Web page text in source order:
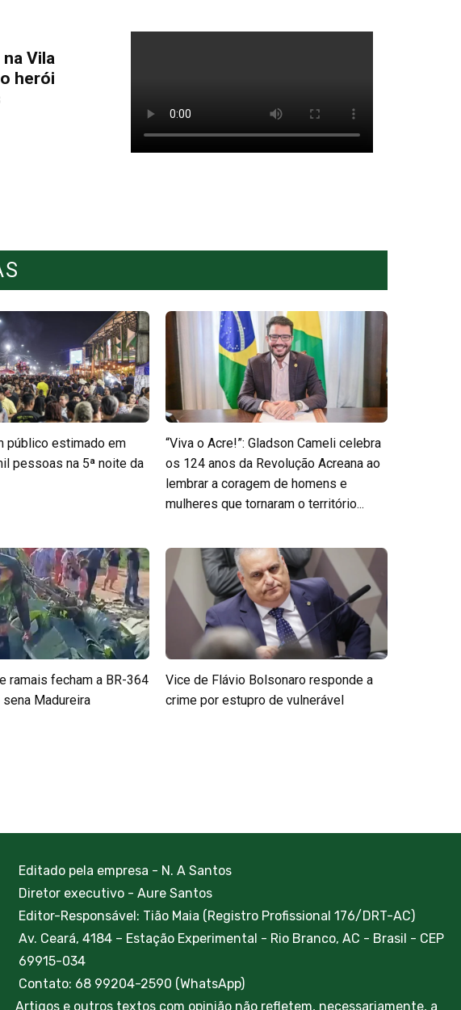
Vila
herói
público estimado em
pessoas na 5ª noite da
“Viva o Acre!”: Gladson Cameli celebra
os 124 anos da Revolução Acreana ao
lembrar a coragem de homens e
mulheres que tornaram o território...
ramais fecham a BR-364
Madureira
Vice de Flávio Bolsonaro responde a
crime por estupro de vulnerável
Editado pela empresa - N. A Santos
Diretor executivo - Aure Santos
Editor-Responsável: Tião Maia (Registro Profissional 176/DRT-AC)
Av. Ceará, 4184 – Estação Experimental - Rio Branco, AC - Brasil - CEP
69915-034
Contato: 68 99204-2590 (WhatsApp)
Artigos e outros textos com opinião não refletem, necessariamente, a